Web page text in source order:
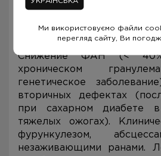
— это способность
бактерию.
Норма — 50–75%
Снижение ФАН (<
хроническом
генетическое
вторичных дефектах
при сахарном диабете в
тяжелых ожогах).
фурункулезом,
незаживающими ранами.
Ми використовуємо файли
перегляд сайту, Ви